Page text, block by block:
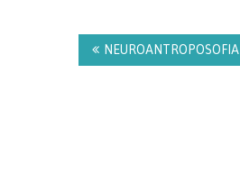
de
Post
NEUROANTROPOSOFIA